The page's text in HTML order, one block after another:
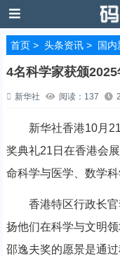
首页> 头条资讯> 国内
4名科学家获颁
新华社 阅读：137
新华社香港10月21
奖典礼21日在香港会
命科学与医学、数学
香港特区行政长官
扬他们在科学与文明
邵逸夫奖的愿景是通